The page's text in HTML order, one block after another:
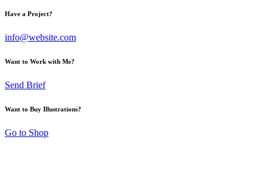
Have a Project?
info@website.com
Want to Work with Me?
Send Brief
Want to Buy Illustrations?
Go to Shop